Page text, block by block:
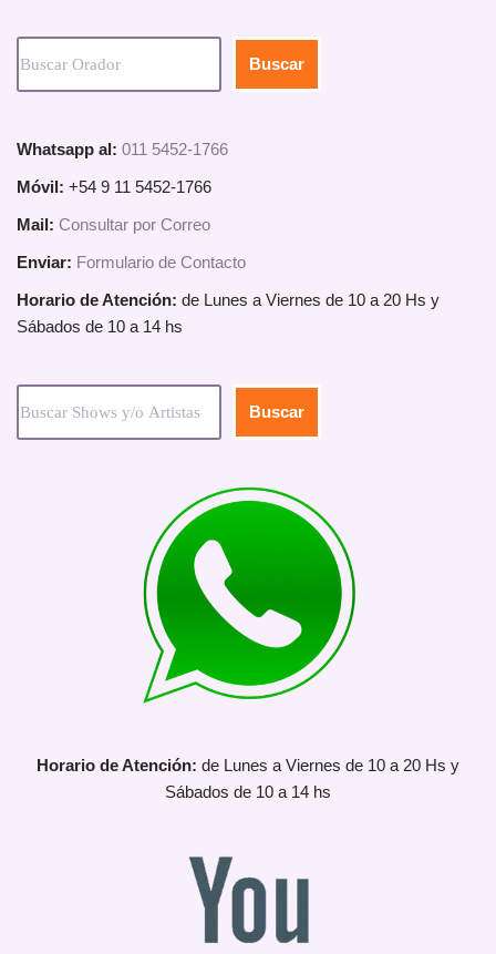
Buscar
Whatsapp al: 011 5452-1766
Móvil: +54 9 11 5452-1766
Mail: Consultar por Correo
Enviar: Formulario de Contacto
Horario de Atención: de Lunes a Viernes de 10 a 20 Hs y
Sábados de 10 a 14 hs
Buscar
Horario de Atención: de Lunes a Viernes de 10 a 20 Hs y
Sábados de 10 a 14 hs